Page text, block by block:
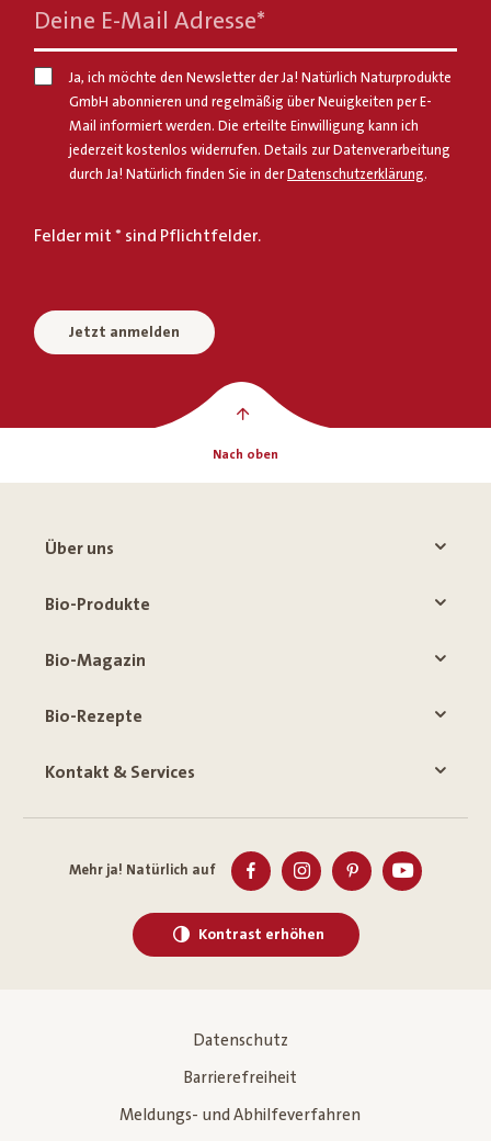
Deine E-Mail Adresse*
Ja, ich möchte den Newsletter der Ja! Natürlich Naturprodukte
GmbH abonnieren und regelmäßig über Neuigkeiten per E-
Mail informiert werden. Die erteilte Einwilligung kann ich
jederzeit kostenlos widerrufen. Details zur Datenverarbeitung
durch Ja! Natürlich finden Sie in derDatenschutzerklärung.
Felder mit * sind Pflichtfelder.
Jetzt anmelden
Nach oben
Über uns
Bio-Produkte
Bio-Magazin
Bio-Rezepte
Kontakt & Services
Mehr ja! Natürlich auf
Kontrast erhöhen
Datenschutz
Barrierefreiheit
Meldungs- und Abhilfeverfahren